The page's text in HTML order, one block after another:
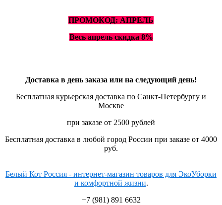
ПРОМОКОД: АПРЕЛЬ
Весь апрель скидка 8%
Доставка в день заказа или на следующий день!
Бесплатная курьерская доставка по Санкт-Петербургу и
Москве
при заказе от 2500 рублей
Бесплатная доставка в любой город России при заказе от 4000
руб.
Белый Кот Россия - интернет-магазин товаров для ЭкоУборки
и комфортной жизни.
+7 (981) 891 6632